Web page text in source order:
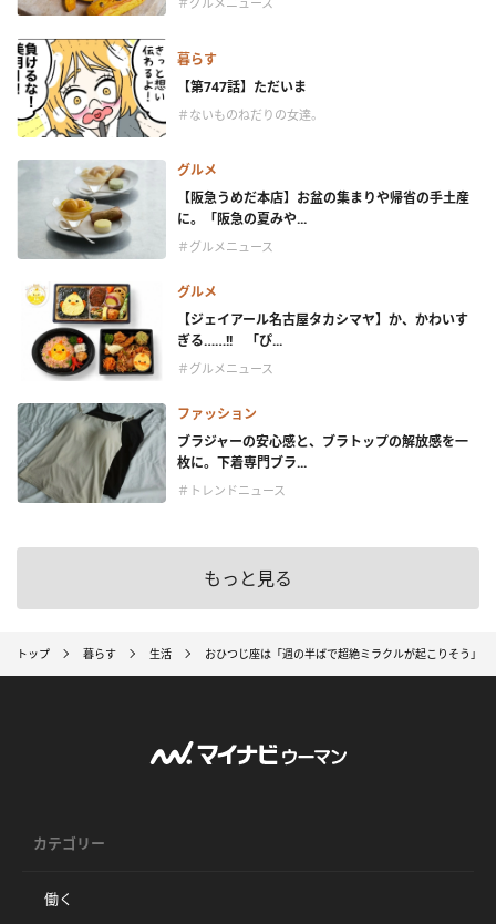
暮らす
【第747話】ただいま
＃ないものねだりの女達。
グルメ
【阪急うめだ本店】お盆の集まりや帰省の手土産
に。「阪急の夏みや...
＃グルメニュース
グルメ
【ジェイアール名古屋タカシマヤ】か、かわいす
ぎる……!! 「ぴ...
＃グルメニュース
ファッション
ブラジャーの安心感と、ブラトップの解放感を一
枚に。下着専門ブラ...
＃トレンドニュース
もっと見る
トップ 暮らす 生活 おひつじ座は「週の半ばで超絶ミラクルが起こりそう」
カテゴリー
働く